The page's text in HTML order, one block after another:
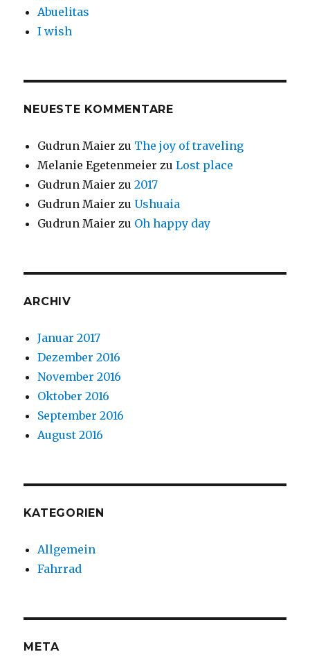
Abuelitas
I wish
NEUESTE KOMMENTARE
Gudrun Maier zu The joy of traveling
Melanie Egetenmeier zuLost place
Gudrun Maier zu2017
Gudrun Maier zuUshuaia
Gudrun Maier zu Oh happy day
ARCHIV
Januar 2017
Dezember 2016
November 2016
Oktober 2016
September 2016
August 2016
KATEGORIEN
Allgemein
Fahrrad
META